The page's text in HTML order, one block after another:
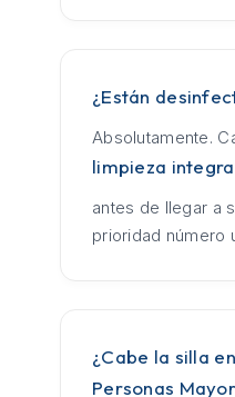
¿Están
Absolutamente.
limpieza
antes de llegar a
prioridad número
¿Cabe la silla
Personas